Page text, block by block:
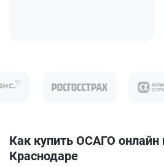
Как купить ОСАГО онлайн
Краснодаре